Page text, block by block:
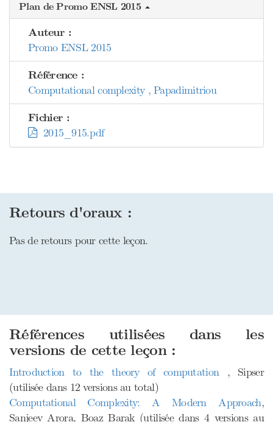
Plan de Promo ENSL 2015
Auteur :
Promo ENSL 2015
Référence :
Computational complexity , Papadimitriou
Fichier :
2015_915.pdf
Retours d'oraux :
Pas de retours pour cette leçon.
Références utilisées dans les
versions de cette leçon :
Introduction to the theory of computation , Sipser
(utilisée dans 12 versions au total)
Computational Complexity: A Modern Approach,
Sanjeev Arora, Boaz Barak (utilisée dans 4 versions au